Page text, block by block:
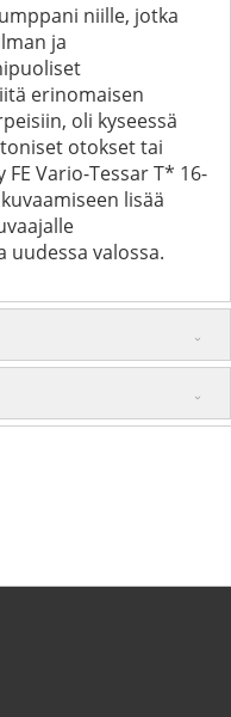
niille, jotka
ja
erinomaisen
oli kyseessä
otokset tai
Vario-Tessar T* 16-
lisää
valossa.